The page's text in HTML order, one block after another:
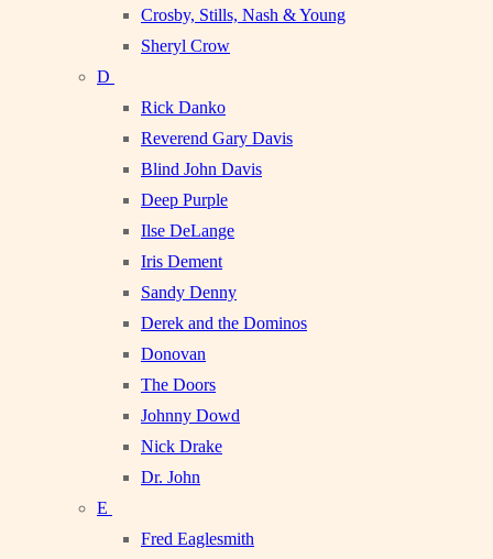
Crosby, Stills, Nash & Young
Sheryl Crow
D
Rick Danko
Reverend Gary Davis
Blind John Davis
Deep Purple
Ilse DeLange
Iris Dement
Sandy Denny
Derek and the Dominos
Donovan
The Doors
Johnny Dowd
Nick Drake
Dr. John
E
Fred Eaglesmith